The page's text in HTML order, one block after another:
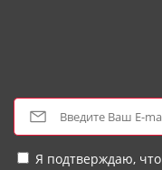
Я подтверждаю, что